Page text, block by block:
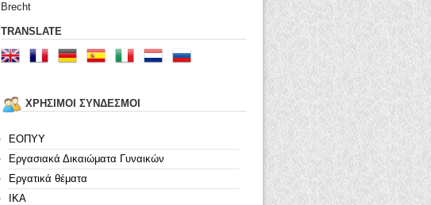
Brecht
TRANSLATE
ΧΡΗΣΙΜΟΙ ΣΥΝΔΕΣΜΟΙ
ΕΟΠΥΥ
Εργασιακά Δικαιώματα Γυναικών
Εργατικά θέματα
ΙΚΑ